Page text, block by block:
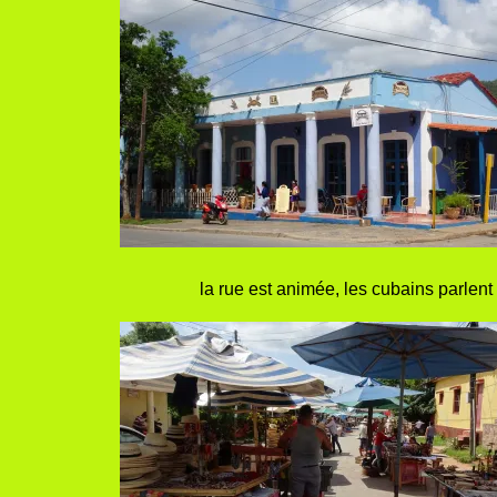
la rue est animée, les cubains